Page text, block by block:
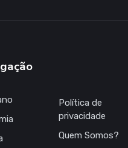
Política de
privacidade
Quem Somos?